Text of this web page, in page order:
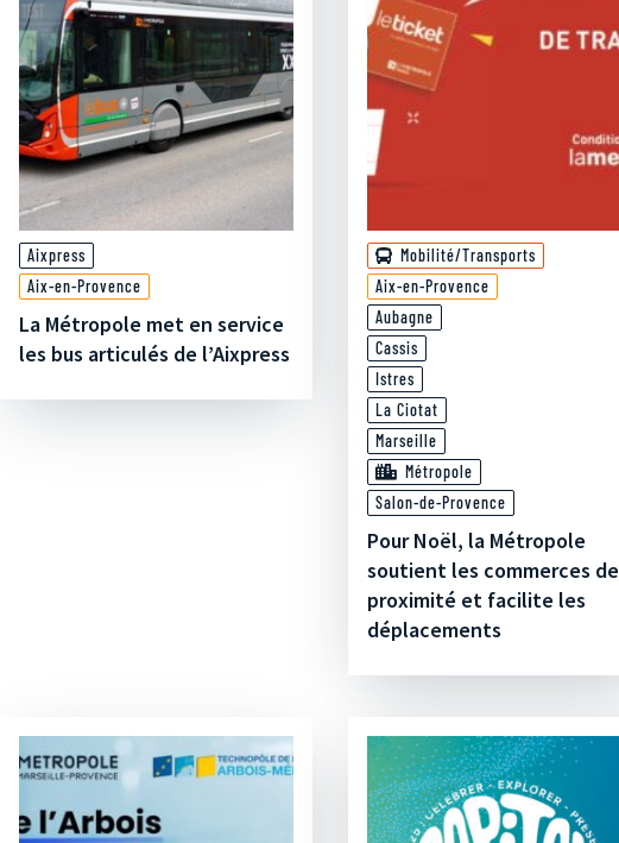
Aixpress
Aix-en-Provence
La Métropole met en service
les bus articulés de l’Aixpress
Mobilité/Transports
Aix-en-Provence
Aubagne
Cassis
Istres
La Ciotat
Marseille
Métropole
Salon-de-Provence
Pour Noël, la Métropole
soutient les commerces de
proximité et facilite les
déplacements